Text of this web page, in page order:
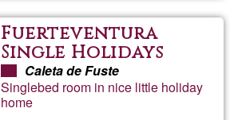
Fuerteventura
Single Holidays
Caleta de Fuste
Singlebed room in nice little holiday
home